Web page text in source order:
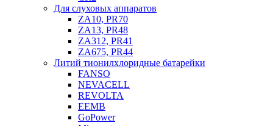
Для слуховых аппаратов
ZA10, PR70
ZA13, PR48
ZA312, PR41
ZA675, PR44
Литий тионилхлоридные батарейки
FANSO
NEVACELL
REVOLTA
EEMB
GoPower